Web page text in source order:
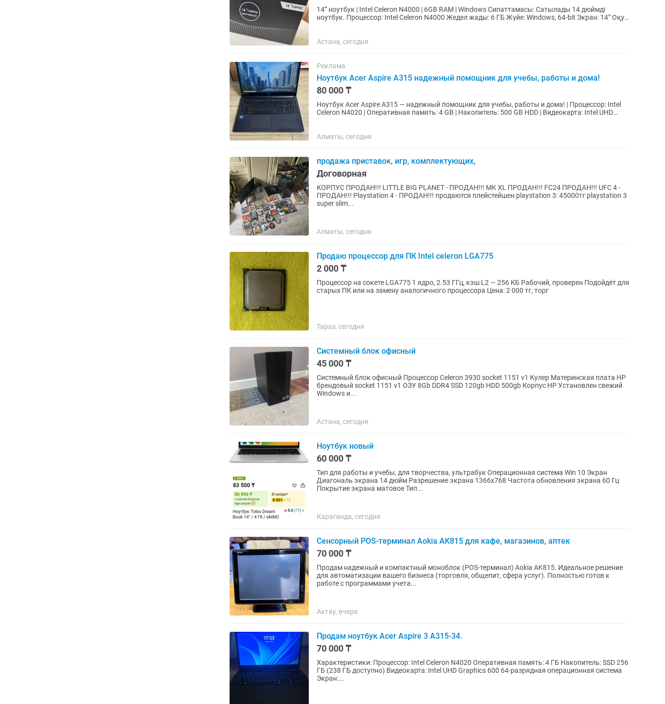
14” ноутбук | Intel Celeron N4000 | 6GB RAM | Windows Сипаттамасы: Сатылады 14 дюймді
ноутбук. Процессор: Intel Celeron N4000 Жедел жады: 6 ГБ Жүйе: Windows, 64-bit Экран: 14” Оқу,
Астана, сегодня
Реклама
Ноутбук Acer Aspire A315 надежный помощник для учебы, работы и дома!
80 000 ₸
Ноутбук Acer Aspire A315 — надежный помощник для учебы, работы и дома! | Процессор: Intel
Celeron N4020 | Оперативная память: 4 GB | Накопитель: 500 GB HDD | Видеокарта: Intel UHD
Алматы, сегодня
продажа приставок, игр, комплектующих,
Договорная
КОРПУС ПРОДАН!!! LITTLE BIG PLANET - ПРОДАН!!! MK XL ПРОДАН!!! FC24 ПРОДАН!!! UFC 4 -
ПРОДАН!!! Playstation 4 - ПРОДАН!!! продаются плейстейшен playstation 3: 45000тг playstation 3
super slim...
Алматы, сегодня
Продаю процессор для ПК Intel celeron LGA775
2 000 ₸
Процессор на сокете LGA775 1 ядро, 2.53 ГГц, кэш L2 — 256 КБ Рабочий, проверен Подойдёт для
старых ПК или на замену аналогичного процессора Цена: 2 000 тг, торг
Тараз, сегодня
Системный блок офисный
45 000 ₸
Системный блок офисный Процессор Celeron 3930 socket 1151 v1 Кулер Материнская плата HP
брендовый socket 1151 v1 ОЗУ 8Gb DDR4 SSD 120gb HDD 500gb Корпус HP Установлен свежий
Windows и...
Астана, сегодня
Ноутбук новый
60 000 ₸
Тип для работы и учебы, для творчества, ультрабук Операционная система Win 10 Экран
Диагональ экрана 14 дюйм Разрешение экрана 1366x768 Частота обновления экрана 60 Гц
Покрытие экрана матовое Тип...
Караганда, сегодня
Сенсорный POS-терминал Aokia AK815 для кафе, магазинов, аптек
70 000 ₸
Продам надежный и компактный моноблок (POS-терминал) Aokia AK815. Идеальное решение
для автоматизации вашего бизнеса (торговля, общепит, сфера услуг). Полностью готов к
работе с программами учета...
Актау, вчера
Продам ноутбук Acer Aspire 3 A315-34.
70 000 ₸
Характеристики: Процессор: Intel Celeron N4020 Оперативная память: 4 ГБ Накопитель: SSD 256
ГБ (238 ГБ доступно) Видеокарта: Intel UHD Graphics 600 64-разрядная операционная система
Экран:...